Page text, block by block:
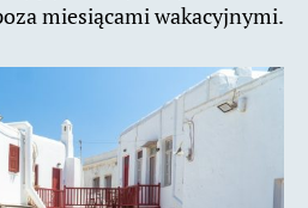
miesiącami wakacyjnymi.